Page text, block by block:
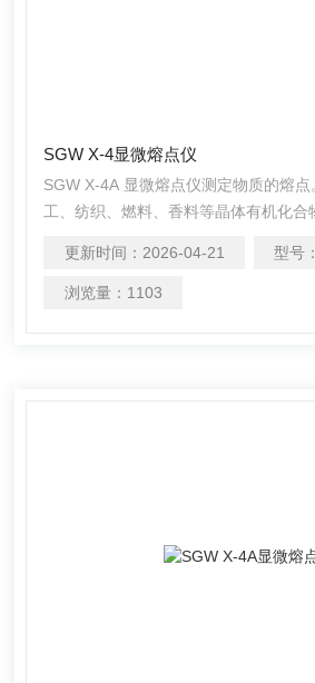
SGW X-4显微熔点仪
SGW X-4A 显微熔点仪测定物质的熔
工、纺织、燃料、香料等晶体有机化合
片法（热台法）测定。
更新时间： 2026-04-21 型号：
浏览量： 1103